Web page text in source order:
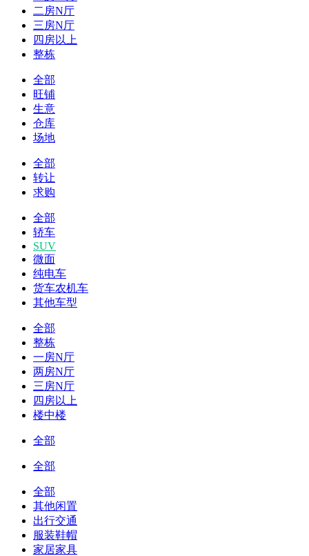
二房N厅
三房N厅
四房以上
整栋
全部
旺铺
生意
仓库
场地
全部
转让
求购
全部
轿车
SUV
微面
纯电车
货车农机车
其他车型
全部
整栋
一房N厅
两房N厅
三房N厅
四房以上
楼中楼
全部
全部
全部
其他闲置
出行交通
服装鞋帽
家居家具